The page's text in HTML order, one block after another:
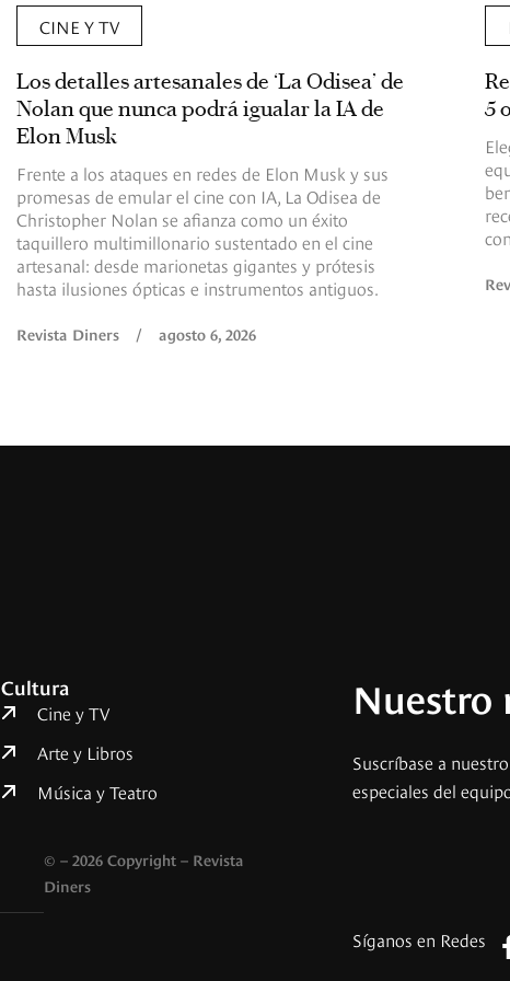
CINE Y TV
Los detalles artesanales de ‘La Odisea’ de
Nolan que nunca podrá igualar la IA de
Elon Musk
Frente a los ataques en redes de Elon Musk y sus
promesas de emular el cine con IA, La Odisea de
Christopher Nolan se afianza como un éxito
taquillero multimillonario sustentado en el cine
artesanal: desde marionetas gigantes y prótesis
hasta ilusiones ópticas e instrumentos antiguos.
Revista Diners / agosto 6, 2026
5
Cultura
Cine y TV
Arte y Libros
Música y Teatro
© – 2026 Copyright – Revista
Diners
Nuestro
Suscríbase a
especiales del
Síganos en Redes